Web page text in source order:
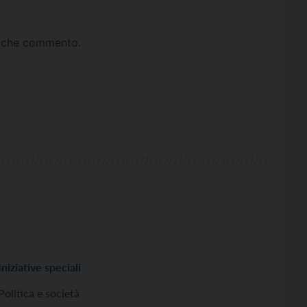
commento.
Iniziative speciali
Politica e società